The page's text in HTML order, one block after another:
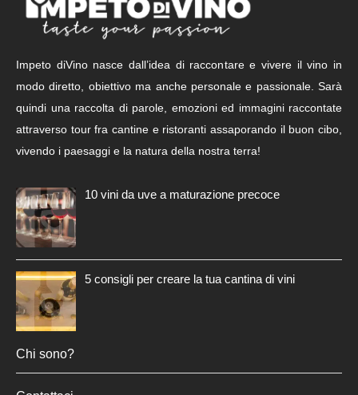
Impeto diVino nasce dall’idea di raccontare e vivere il vino in
modo diretto, obiettivo ma anche personale e passionale. Sarà
quindi una raccolta di parole, emozioni ed immagini raccontate
attraverso tour fra cantine e ristoranti assaporando il buon cibo,
vivendo i paesaggi e la natura della nostra terra!
10 vini da uve a maturazione precoce
5 consigli per creare la tua cantina di vini
Chi sono?